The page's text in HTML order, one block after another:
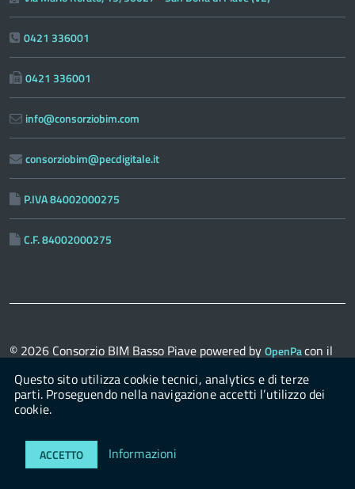
0421 336001
0421 336001
info@consorziobim.com
consorziobim@pecdigitale.it
P.IVA 84002000275
C.F. 84002000275
© 2026 Consorzio BIM Basso Piave powered byOpenPacon il
Questo sito utilizza cookie tecnici, analytics e di terze
parti. Proseguendo nella navigazione accetti l’utilizzo dei
cookie.
ACCETTO Informazioni